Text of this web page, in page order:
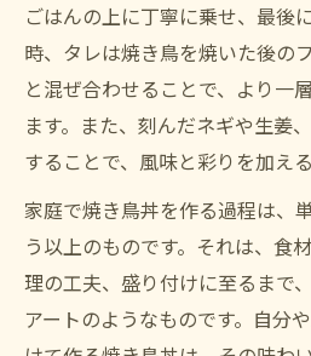
ごはんの上に丁寧に乗せ、最後
時、タレは焼き鳥を焼いた後の
と混ぜ合わせることで、より一
ます。また、刻んだネギや生姜
することで、風味と彩りを加え
家庭で焼き鳥丼を作る過程は、
う以上のものです。それは、食
理の工夫、盛り付けに至るまで
アートのようなものです。自分